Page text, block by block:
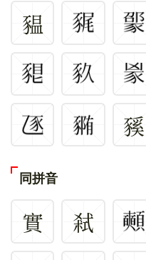
豱
豯
同拼音
實 弒